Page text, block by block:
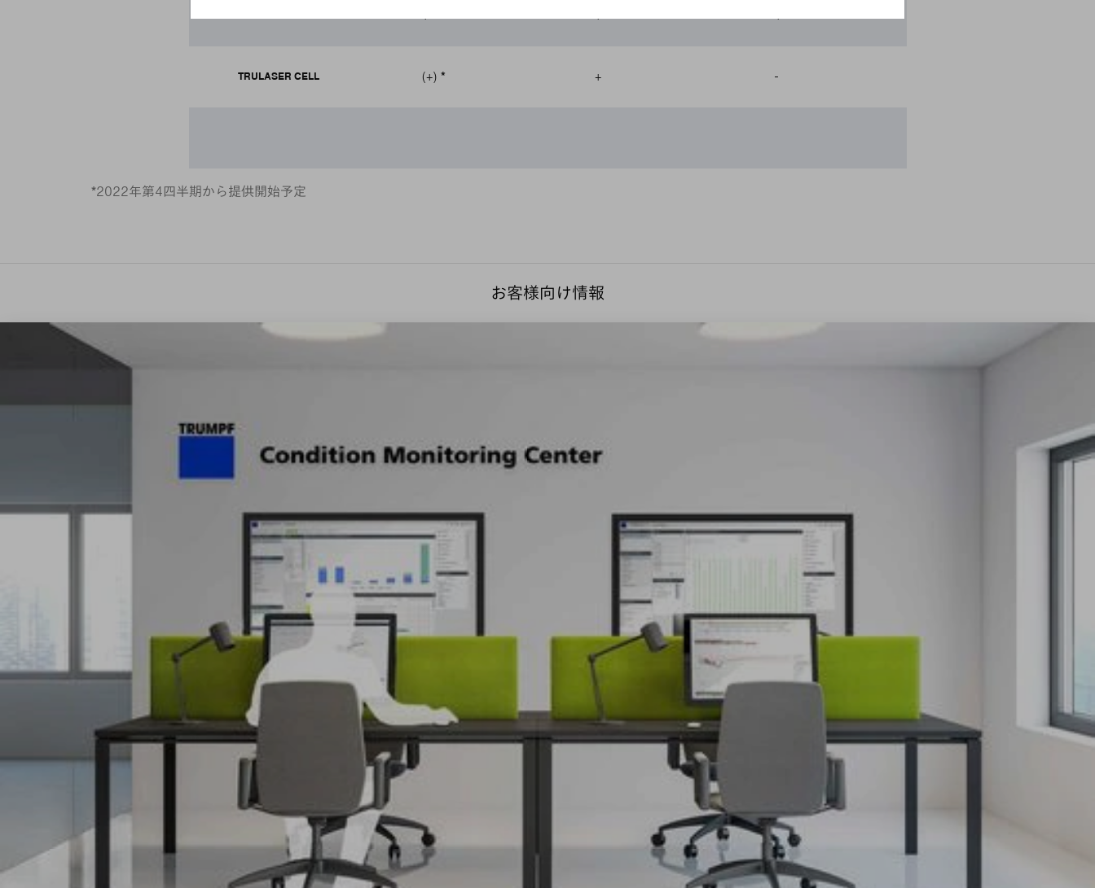
+ + +
TRULASER CELL (+) * + -
*2022年第4四半期から提供開始予定
お客様向け情報